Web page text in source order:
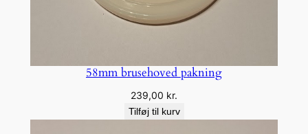
58mm brusehoved pakning
239,00 kr.
Tilføj til kurv